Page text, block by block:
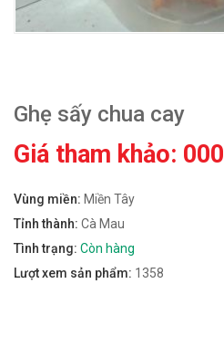
Ghẹ sấy chua cay
Giá tham khảo: 000
Vùng miền: Miền Tây
Tỉnh thành: Cà Mau
Tình trạng: Còn hàng
Lượt xem sản phẩm: 1358